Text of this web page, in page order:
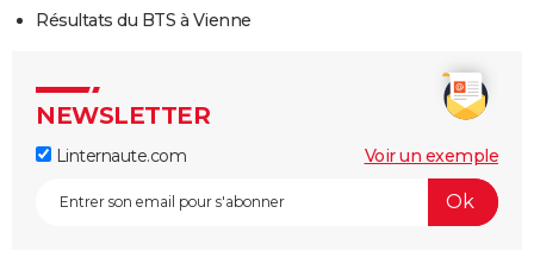
Résultats du BTS à Vienne
NEWSLETTER
Linternaute.com Voir un exemple